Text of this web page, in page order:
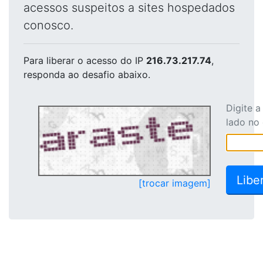
acessos suspeitos a sites hospedados
conosco.
Para liberar o acesso do IP 216.73.217.74,
responda ao desafio abaixo.
[trocar imagem]
Digite
lado no